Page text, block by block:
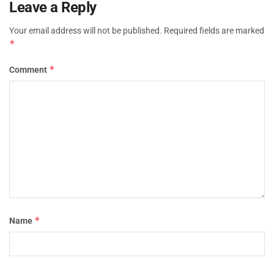
Leave a Reply
Your email address will not be published. Required fields are marked
*
Comment *
Name *